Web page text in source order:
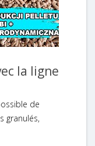
la ligne
de
granulés,